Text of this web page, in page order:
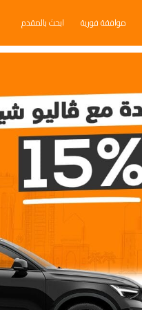
موافقة فورية ابحث بالمقدم